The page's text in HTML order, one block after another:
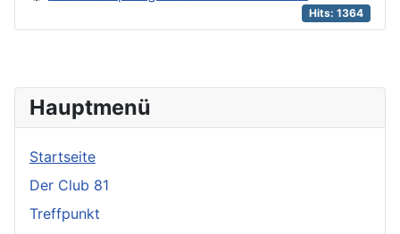
Hauptmenü
Startseite
Der Club 81
Treffpunkt
Hits: 1364